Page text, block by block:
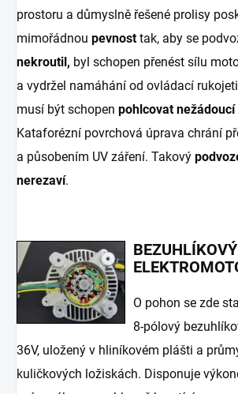
prostoru a důmyslně řešené prolisy
mimořádnou pevnosttak, aby se
nekroutil, byl schopen přenést sílu
a vydržel namáhání od ovládací
musí být schopen pohlcovat
Kataforézní povrchová úprava chrání
a působením UV záření. Takový
nerezaví.
O pohon se zde
8-pólový
36V, uložený v hliníkovém plášti a
kuličkových ložiskách. Disponuje